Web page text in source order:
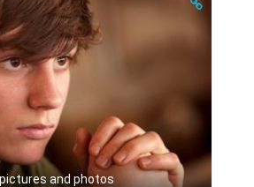
and photos